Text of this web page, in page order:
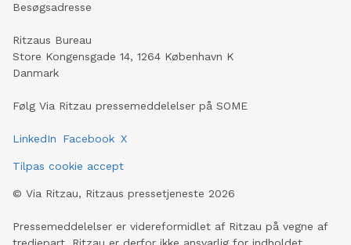
Besøgsadresse
Ritzaus Bureau
Store Kongensgade 14, 1264 København K
Danmark
Følg Via Ritzau pressemeddelelser på SOME
LinkedIn Facebook X
Tilpas cookie accept
© Via Ritzau, Ritzaus pressetjeneste 2026
Pressemeddelelser er videreformidlet af Ritzau på vegne af